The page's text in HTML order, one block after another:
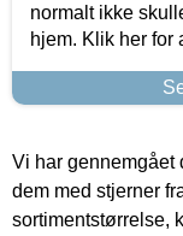
normalt ikke
hjem. Klik her for
Vi har
dem med stjerner
sortimentstørrelse,